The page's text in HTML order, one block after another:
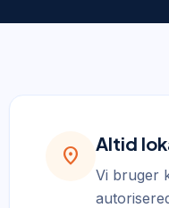
location_on
Altid
Vi bruger